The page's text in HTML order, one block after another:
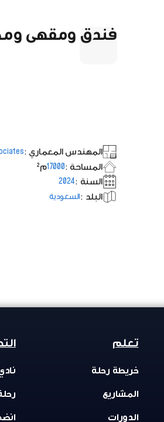
فندق ومقهى
المهندس المعماري :
المساحة :17000م²
السنة :2024
البلد :السعودية
تعلم
خريطة رحلة
المشاريع
الدورات